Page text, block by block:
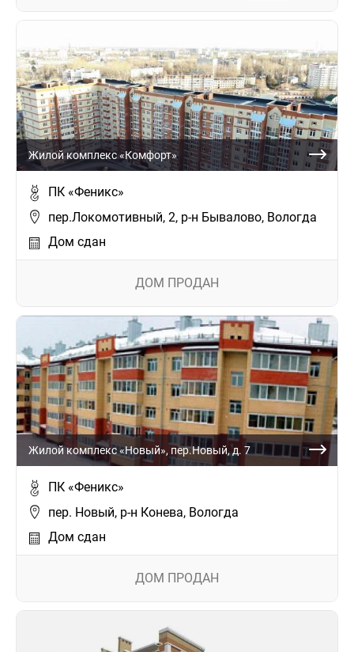
Жилой комплекс «Комфорт»
ПК «Феникс»
пер.Локомотивный, 2, р-н Бывалово, Вологда
Дом сдан
ДОМ ПРОДАН
Жилой комплекс «Новый», пер.Новый, д. 7
ПК «Феникс»
пер. Новый, р-н Конева, Вологда
Дом сдан
ДОМ ПРОДАН